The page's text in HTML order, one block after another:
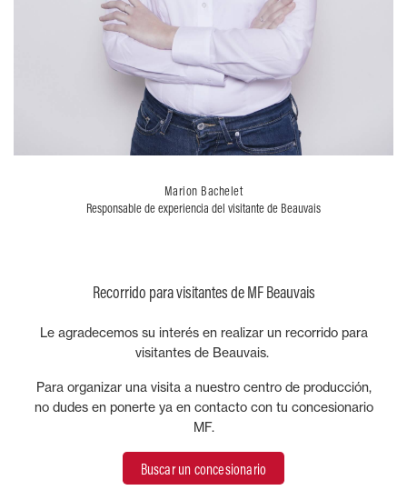
Marion Bachelet
Responsable de experiencia del visitante de Beauvais
Recorrido para visitantes de MF Beauvais
Le agradecemos su interés en realizar un recorrido para
visitantes de Beauvais.
Para organizar una visita a nuestro centro de producción,
no dudes en ponerte ya en contacto con tu concesionario
MF.
Buscar un concesionario